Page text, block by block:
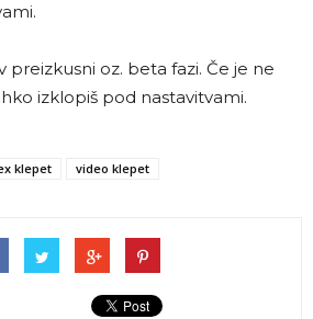
oz. beta fazi. Če je ne
izklopiš pod nastavitvami.
klepet video klepet